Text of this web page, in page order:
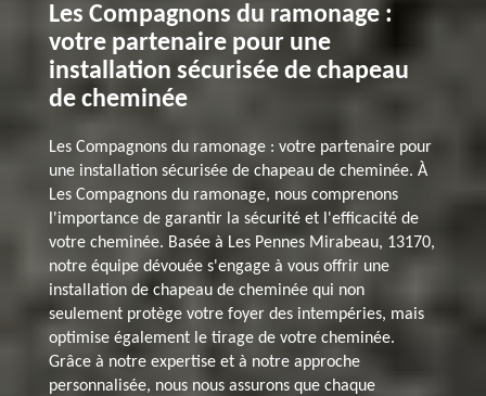
Les Compagnons du ramonage :
votre partenaire pour une
installation sécurisée de chapeau
de cheminée
Les Compagnons du ramonage : votre partenaire pour
une installation sécurisée de chapeau de cheminée. À
Les Compagnons du ramonage, nous comprenons
l'importance de garantir la sécurité et l'efficacité de
votre cheminée. Basée à Les Pennes Mirabeau, 13170,
notre équipe dévouée s'engage à vous offrir une
installation de chapeau de cheminée qui non
seulement protège votre foyer des intempéries, mais
optimise également le tirage de votre cheminée.
Grâce à notre expertise et à notre approche
personnalisée, nous nous assurons que chaque